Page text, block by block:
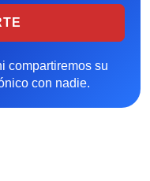
compartiremos su
con nadie.